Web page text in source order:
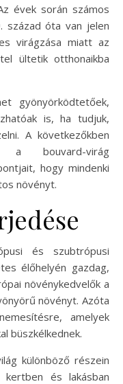
évek során számos
század óta van jelen
virágzása miatt az
ültetik otthonaikba
gyönyörködtetőek,
is, ha tudjuk,
A következőkben
a bouvard-virág
hogy mindenki
növényt.
és szubtrópusi
élőhelyén gazdag,
növénykedvelők a
növényt. Azóta
amelyek
büszkélkednek.
különböző részein
és lakásban